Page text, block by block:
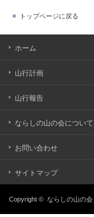
トップページに戻る
ホーム
山行計画
山行報告
ならしの山の会について
お問い合わせ
サイトマップ
Copyright © ならしの山の会